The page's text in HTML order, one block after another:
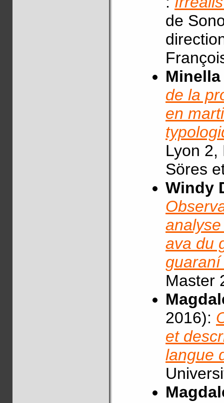
de
de la
en
Lyon 2,
Söres
Windy
ava du
Master
2016):
et
langue